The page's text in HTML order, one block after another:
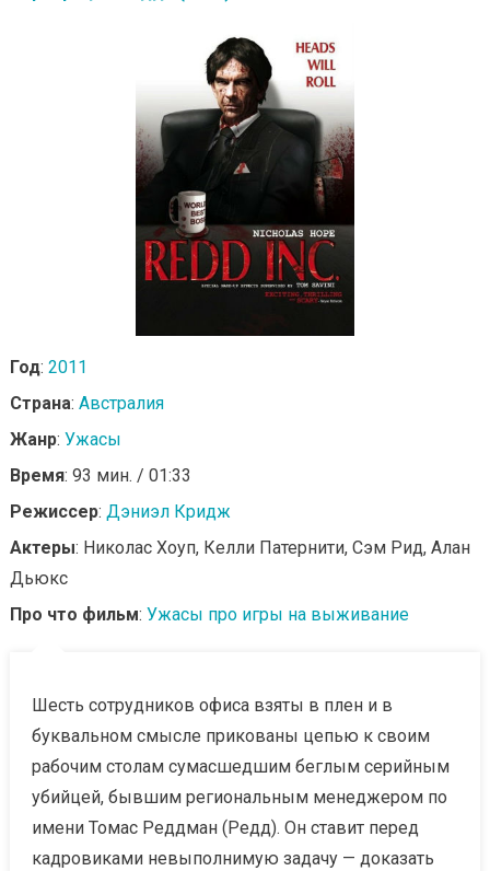
Год: 2011
Страна: Австралия
Жанр: Ужасы
Время: 93 мин. / 01:33
Режиссер: Дэниэл Кридж
Актеры: Николас Хоуп, Келли Патернити, Сэм Рид, Алан
Дьюкс
Про что фильм: Ужасы про игры на выживание
Шесть сотрудников офиса взяты в плен и в
буквальном смысле прикованы цепью к своим
рабочим столам сумасшедшим беглым серийным
убийцей, бывшим региональным менеджером по
имени Томас Реддман (Редд). Он ставит перед
кадровиками невыполнимую задачу — доказать